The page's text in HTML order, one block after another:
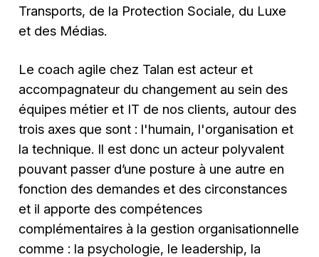
Transports, de la Protection Sociale, du Luxe
et des Médias.
Le coach agile chez Talan est acteur et
accompagnateur du changement au sein des
équipes métier et IT de nos clients, autour des
trois axes que sont : l'humain, l'organisation et
la technique.​ Il est donc un acteur polyvalent
pouvant passer d’une posture à une autre en
fonction des demandes et des circonstances
et il apporte des compétences
complémentaires à la gestion organisationnelle
comme : la psychologie, le leadership, la